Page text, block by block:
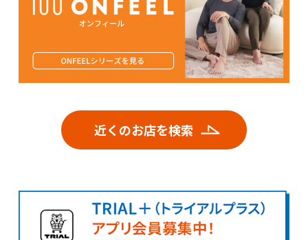
近くのお店を検索